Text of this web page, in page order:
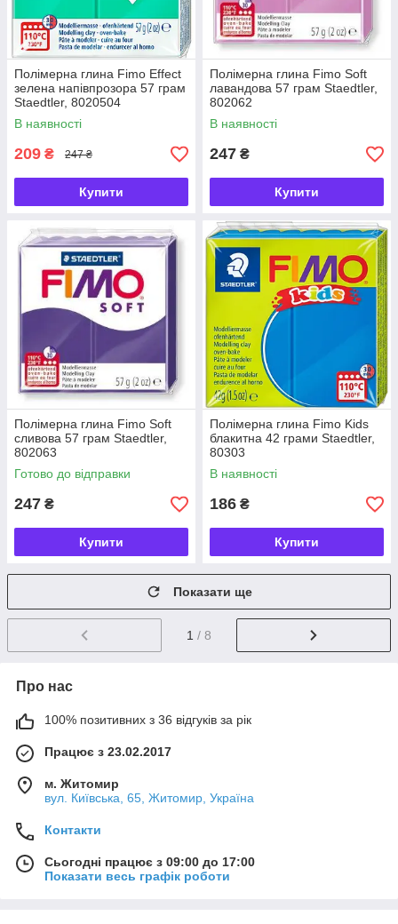
Полімерна глина Fimo Effect
зелена напівпрозора 57 грам
Staedtler, 8020504
В наявності
209 ₴ 247 ₴
Купити
Полімерна глина Fimo Soft
лавандова 57 грам Staedtler,
802062
В наявності
247 ₴
Купити
Полімерна глина Fimo Soft
сливова 57 грам Staedtler,
802063
Готово до відправки
247 ₴
Купити
Полімерна глина Fimo Kids
блакитна 42 грами Staedtler,
80303
В наявності
186 ₴
Купити
Показати ще
1 / 8
Про нас
100% позитивних з 36 відгуків за рік
Працює з 23.02.2017
м. Житомир
вул. Київська, 65, Житомир, Україна
Контакти
Сьогодні працює з 09:00 до 17:00
Показати весь графік роботи